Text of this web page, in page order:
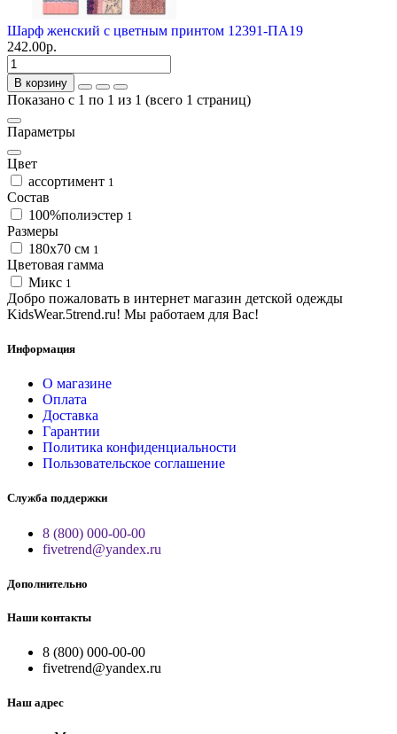
Шарф женский с цветным принтом 12391-ПА19
242.00р.
В корзину
Показано с 1 по 1 из 1 (всего 1 страниц)
Параметры
Цвет
ассортимент 1
Состав
100%полиэстер 1
Размеры
180х70 см 1
Цветовая гамма
Микс 1
Добро пожаловать в интернет магазин детской одежды
KidsWear.5trend.ru! Мы работаем для Вас!
Информация
О магазине
Оплата
Доставка
Гарантии
Политика конфиденциальности
Пользовательское соглашение
Служба поддержки
8 (800) 000-00-00
fivetrend@yandex.ru
Дополнительно
Наши контакты
8 (800) 000-00-00
fivetrend@yandex.ru
Наш адрес